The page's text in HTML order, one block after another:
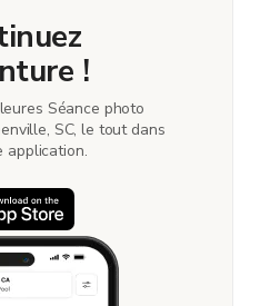
!
Séance photo
SC, le tout dans
application.